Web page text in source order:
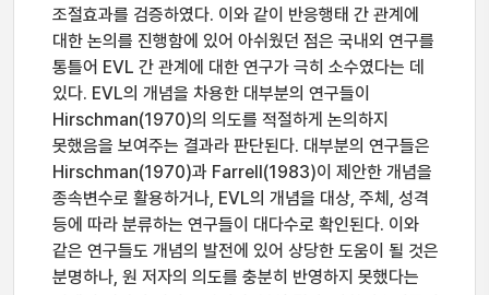
조절효과를 검증하였다. 이와 같이 반응행태 간 관계에
대한 논의를 진행함에 있어 아쉬웠던 점은 국내외 연구를
통틀어 EVL 간 관계에 대한 연구가 극히 소수였다는 데
있다. EVL의 개념을 차용한 대부분의 연구들이
Hirschman(1970)의 의도를 적절하게 논의하지
못했음을 보여주는 결과라 판단된다. 대부분의 연구들은
Hirschman(1970)과 Farrell(1983)이 제안한 개념을
종속변수로 활용하거나, EVL의 개념을 대상, 주체, 성격
등에 따라 분류하는 연구들이 대다수로 확인된다. 이와
같은 연구들도 개념의 발전에 있어 상당한 도움이 될 것은
분명하나, 원 저자의 의도를 충분히 반영하지 못했다는